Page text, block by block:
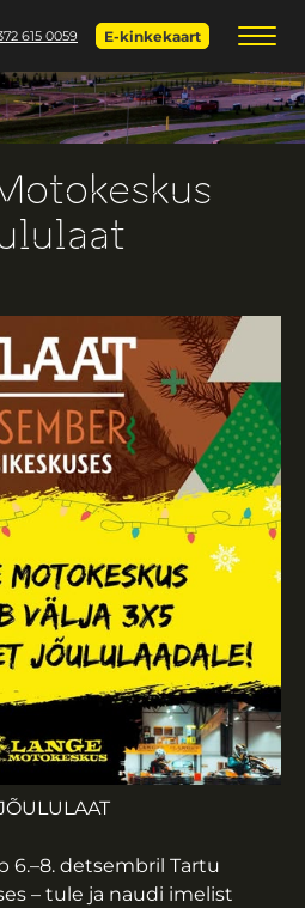
615 0059 E-kinkekaart
6.–8. detsembril Tartu
– tule ja naudi imelist